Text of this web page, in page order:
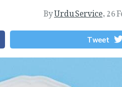
ByUrdu Service,26
Tweet